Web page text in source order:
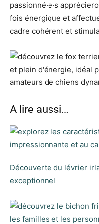
passionné·e·s
fois énergique et
cadre cohérent et
A lire aussi…
Découverte du lévrier
exceptionnel